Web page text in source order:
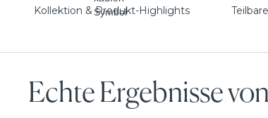
Kollektion & Produkt-Highlights
Echte Ergebnisse